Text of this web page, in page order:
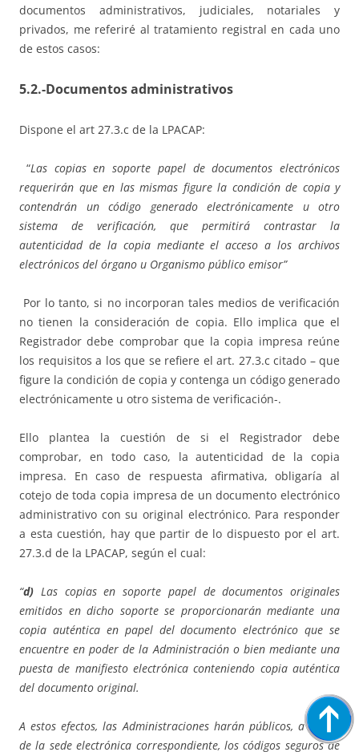
documentos administrativos, judiciales, notariales y
privados, me referiré al tratamiento registral en cada uno
de estos casos:
5.2.-Documentos administrativos
Dispone el art 27.3.c de la LPACAP:
“Las copias en soporte papel de documentos electrónicos
requerirán que en las mismas figure la condición de copia y
contendrán un código generado electrónicamente u otro
sistema de verificación, que permitirá contrastar la
autenticidad de la copia mediante el acceso a los archivos
electrónicos del órgano u Organismo público emisor”
Por lo tanto, si no incorporan tales medios de verificación
no tienen la consideración de copia. Ello implica que el
Registrador debe comprobar que la copia impresa reúne
los requisitos a los que se refiere el art. 27.3.c citado – que
figure la condición de copia y contenga un código generado
electrónicamente u otro sistema de verificación-.
Ello plantea la cuestión de si el Registrador debe
comprobar, en todo caso, la autenticidad de la copia
impresa. En caso de respuesta afirmativa, obligaría al
cotejo de toda copia impresa de un documento electrónico
administrativo con su original electrónico. Para responder
a esta cuestión, hay que partir de lo dispuesto por el art.
27.3.d de la LPACAP, según el cual:
“d) Las copias en soporte papel de documentos originales
emitidos en dicho soporte se proporcionarán mediante una
copia auténtica en papel del documento electrónico que se
encuentre en poder de la Administración o bien mediante una
puesta de manifiesto electrónica conteniendo copia auténtica
del documento original.
A estos efectos, las Administraciones harán públicos, a través
de la sede electrónica correspondiente, los códigos seguros de